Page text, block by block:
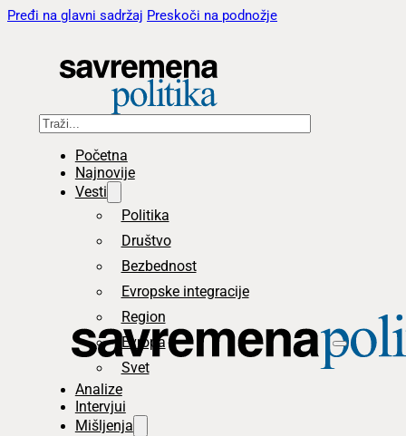
Pređi na glavni sadržaj Preskoči na podnožje
Pretraga
Početna
Najnovije
Vesti
Politika
Društvo
Bezbednost
Evropske integracije
Region
Evropa
Svet
Analize
Intervjui
Mišljenja